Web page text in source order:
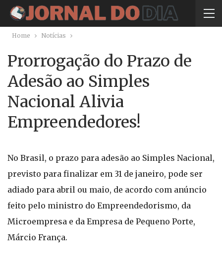
Home Notícias
Prorrogação do Prazo de
Adesão ao Simples
Nacional Alivia
Empreendedores!
No Brasil, o prazo para adesão ao Simples Nacional,
previsto para finalizar em 31 de janeiro, pode ser
adiado para abril ou maio, de acordo com anúncio
feito pelo ministro do Empreendedorismo, da
Microempresa e da Empresa de Pequeno Porte,
Márcio França.